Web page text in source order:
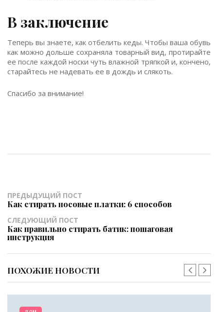
В заключение
Теперь вы знаете, как отбелить кеды. Чтобы ваша обувь
как можно дольше сохраняла товарный вид, протирайте
ее после каждой носки чуть влажной тряпкой и, кончено,
старайтесь не надевать ее в дождь и слякоть.
Спасибо за внимание!
ПРЕДЫДУЩИЙ ПОСТ
Как стирать носовые платки: 6 способов
СЛЕДУЮЩИЙ ПОСТ
Как правильно стирать батик: пошаговая
инструкция
ПОХОЖИЕ НОВОСТИ